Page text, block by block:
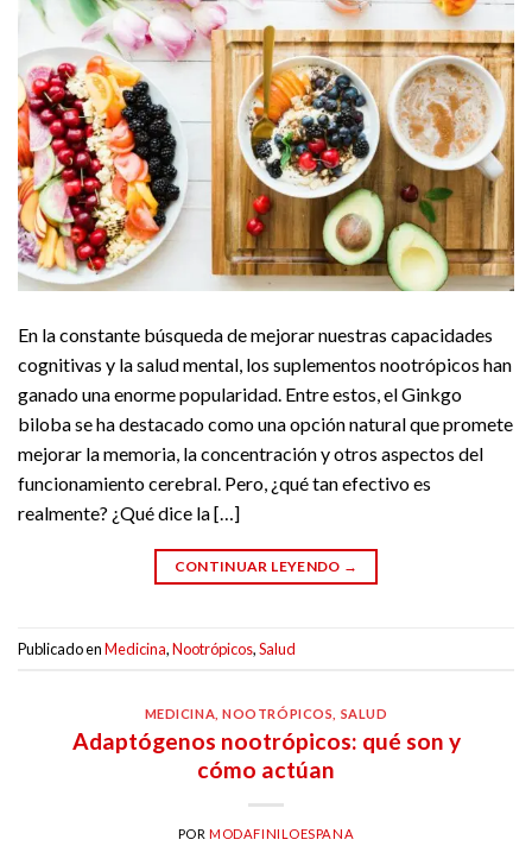
En la constante búsqueda de mejorar nuestras capacidades
cognitivas y la salud mental, los suplementos nootrópicos han
ganado una enorme popularidad. Entre estos, el Ginkgo
biloba se ha destacado como una opción natural que promete
mejorar la memoria, la concentración y otros aspectos del
funcionamiento cerebral. Pero, ¿qué tan efectivo es
realmente? ¿Qué dice la […]
CONTINUAR LEYENDO →
Publicado enMedicina,Nootrópicos,Salud
MEDICINA ,NOOTRÓPICOS SALUD
Adaptógenos nootrópicos: qué son y
cómo actúan
PORMODAFINILOESPANA